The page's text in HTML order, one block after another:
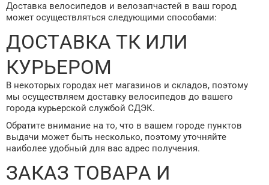
Доставка велосипедов и велозапчастей в ваш город
может осуществляться следующими способами:
ДОСТАВКА ТК ИЛИ
КУРЬЕРОМ
В некоторых городах нет магазинов и складов, поэтому
мы осуществляем доставку велосипедов до вашего
города курьерской службой СДЭК.
Обратите внимание на то, что в вашем городе пунктов
выдачи может быть несколько, поэтому уточняйте
наиболее удобный для вас адрес получения.
ЗАКАЗ ТОВАРА И